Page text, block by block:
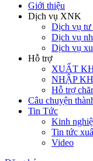
Giới thiệu
Dịch vụ XNK
Dịch vụ tư
Dịch vụ
Dịch vụ
Hỗ trợ
XUẤT
NHẬP
Hỗ trợ
Câu chuyện
Tin Tức
Kinh
Tin tức
Video